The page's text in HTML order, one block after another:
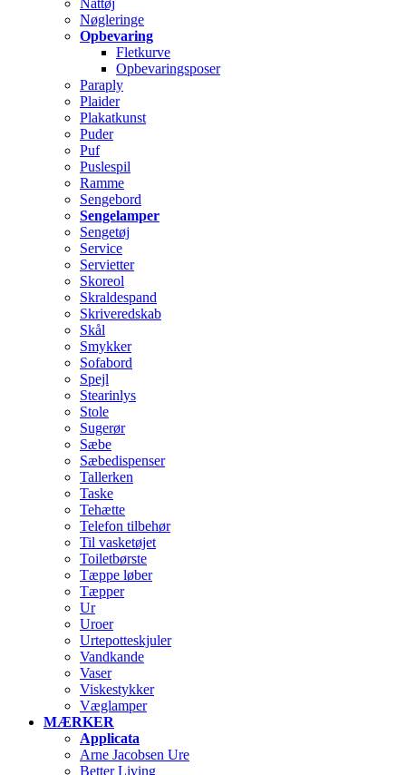
Nattøj
Nøgleringe
Opbevaring
Fletkurve
Opbevaringsposer
Paraply
Plaider
Plakatkunst
Puder
Puf
Puslespil
Ramme
Sengebord
Sengelamper
Sengetøj
Service
Servietter
Skoreol
Skraldespand
Skriveredskab
Skål
Smykker
Sofabord
Spejl
Stearinlys
Stole
Sugerør
Sæbe
Sæbedispenser
Tallerken
Taske
Tehætte
Telefon tilbehør
Til vasketøjet
Toiletbørste
Tæppe løber
Tæpper
Ur
Uroer
Urtepotteskjuler
Vandkande
Vaser
Viskestykker
Væglamper
MÆRKER
Applicata
Arne Jacobsen Ure
Better Living